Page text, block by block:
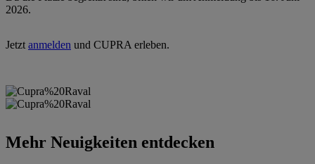
2026.
Jetzt anmelden und CUPRA erleben.
Mehr Neuigkeiten entdecken